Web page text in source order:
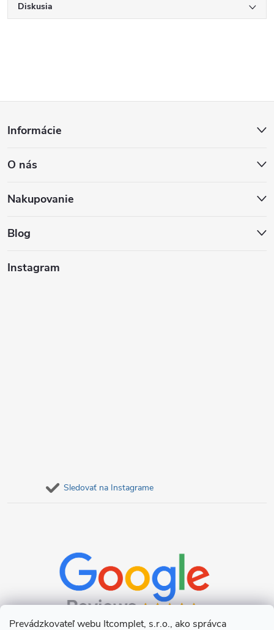
Prevádzkovateľ webu Itcomplet, s.r.o., ako správca
Diskusia
p
ä
Informácie
O nás
Nakupovanie
Blog
Instagram
Sledovať na Instagrame